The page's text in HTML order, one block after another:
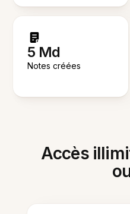
5 Md
Notes créées
Accès